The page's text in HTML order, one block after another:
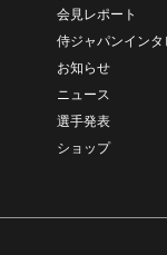
会見レポート
侍ジャパンインタ
お知らせ
ニュース
選手発表
ショップ